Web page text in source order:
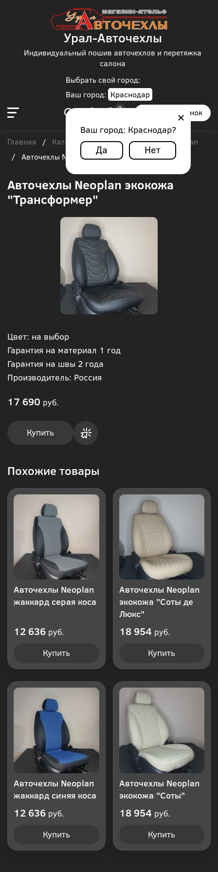
Выбрать свой город:
Ваш город: Краснодар
Ваш город: Краснодар?
Да Нет
Урал-Авточехлы
Индивидуальный пошив авточехлов и перетяжка
салона
Заказать звонок
Главная / Каталог чехлов / Автобус / Neoplan
/
Авточехлы Neoplan экокожа "Трансформер"
Авточехлы Neoplan экокожа
"Трансформер"
Цвет: на выбор
Гарантия на материал 1 год
Гарантия на швы 2 года
Производитель: Россия
17 690 руб.
Купить
Похожие товары
Авточехлы Neoplan
жаккард серая коса
12 636 руб.
Купить
Авточехлы Neoplan
экокожа "Соты де
Люкс"
18 954 руб.
Купить
Авточехлы Neoplan
жаккард синяя коса
12 636 руб.
Купить
Авточехлы Neoplan
экокожа "Соты"
18 954 руб.
Купить